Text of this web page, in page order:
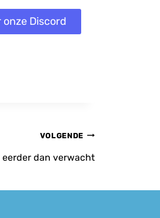
Discord
VOLGENDE
dan verwacht